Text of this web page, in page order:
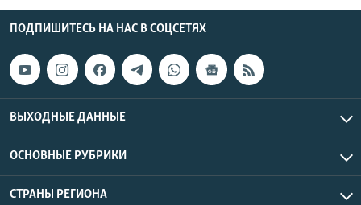
ПОДПИШИТЕСЬ НА НАС В СОЦСЕТЯХ
ВЫХОДНЫЕ ДАННЫЕ
ОСНОВНЫЕ РУБРИКИ
СТРАНЫ РЕГИОНА